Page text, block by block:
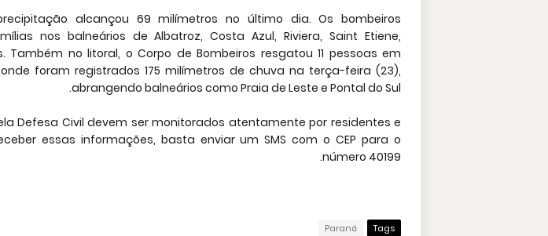
alcançou 69 milímetros no último dia. Os bombeiros
nos balneários de Albatroz, Costa Azul, Riviera, Saint Etiene,
Também no litoral, o Corpo de Bombeiros resgatou 11 pessoas em
foram registrados 175 milímetros de chuva na terça-feira (23),
abrangendo balneários como Praia de Leste e Pontal do Sul.
Defesa Civil devem ser monitorados atentamente por residentes e
essas informações, basta enviar um SMS com o CEP para o
número 40199.
Tags
Paraná